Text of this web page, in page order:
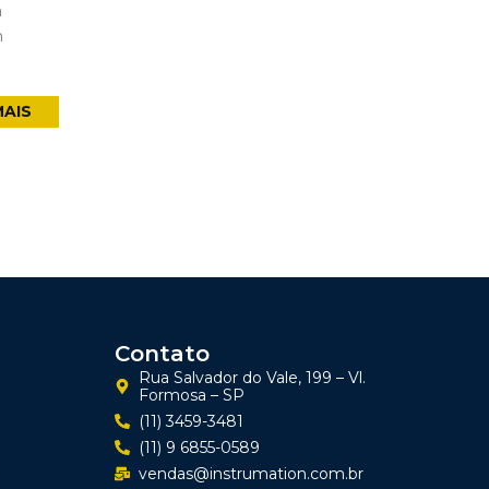
Contato
Rua Salvador do Vale, 199 – Vl.
Formosa – SP
(11) 3459-3481
(11) 9 6855-0589
vendas@instrumation.com.br